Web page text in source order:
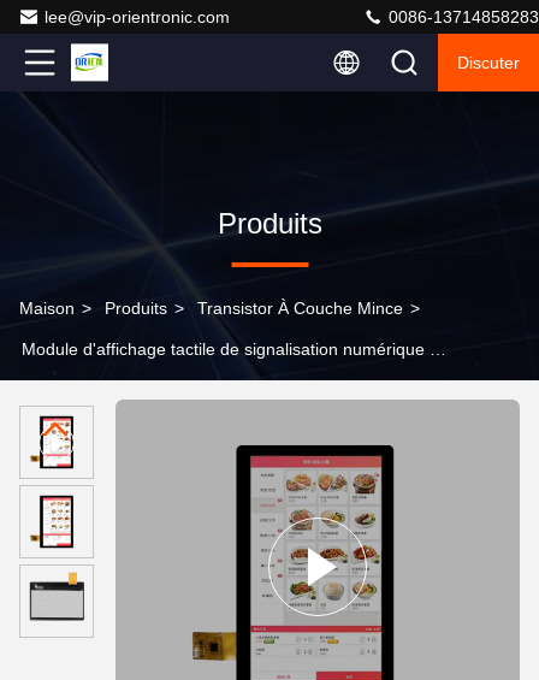
lee@vip-orientronic.com 0086-13714858283
Discuter
Produits
Maison > Produits > Transistor À Couche Mince >
Module d'affichage tactile de signalisation numérique et
commercial,affichage LCD segmenté,affichage LCD
segmenté